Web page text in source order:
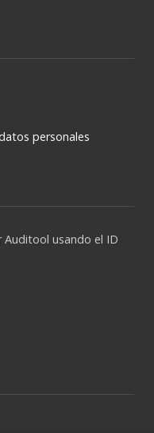
personales
usando el ID